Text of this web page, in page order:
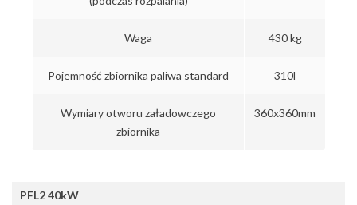
Waga 430 kg
Pojemność zbiornika paliwa standard 310l
Wymiary otworu załadowczego
zbiornika
360x360mm
PFL2 40kW